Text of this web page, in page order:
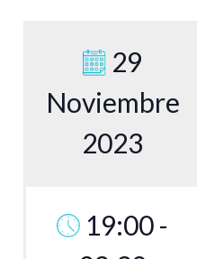
29
Noviembre
2023
19:00 -